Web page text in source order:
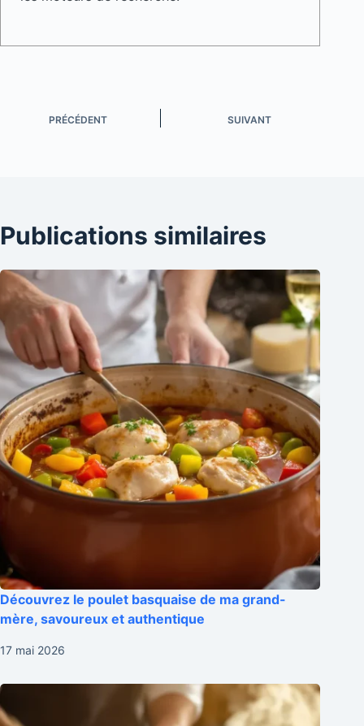
PRÉCÉDENT SUIVANT
Publications similaires
Découvrez le poulet basquaise de ma grand-
mère, savoureux et authentique
17 mai 2026